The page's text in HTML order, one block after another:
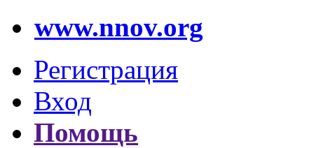
www.nnov.org
Регистрация
Вход
Помощь